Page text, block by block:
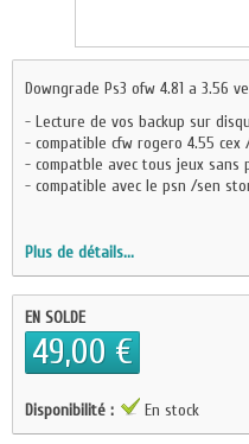
Downgrade Ps3 ofw 4.81 a 3.56
- Lecture de vos backup sur
- compatible cfw rogero 4.55 cex
- compatble avec tous jeux sans
- compatible avec le psn /sen
Plus de détails...
EN SOLDE
49,00 €
Disponibilité : En stock